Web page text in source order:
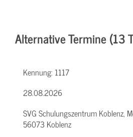
Alternative Termine (13
Kennung: 1117
28.08.2026
SVG Schulungszentrum Koblenz,
56073 Koblenz